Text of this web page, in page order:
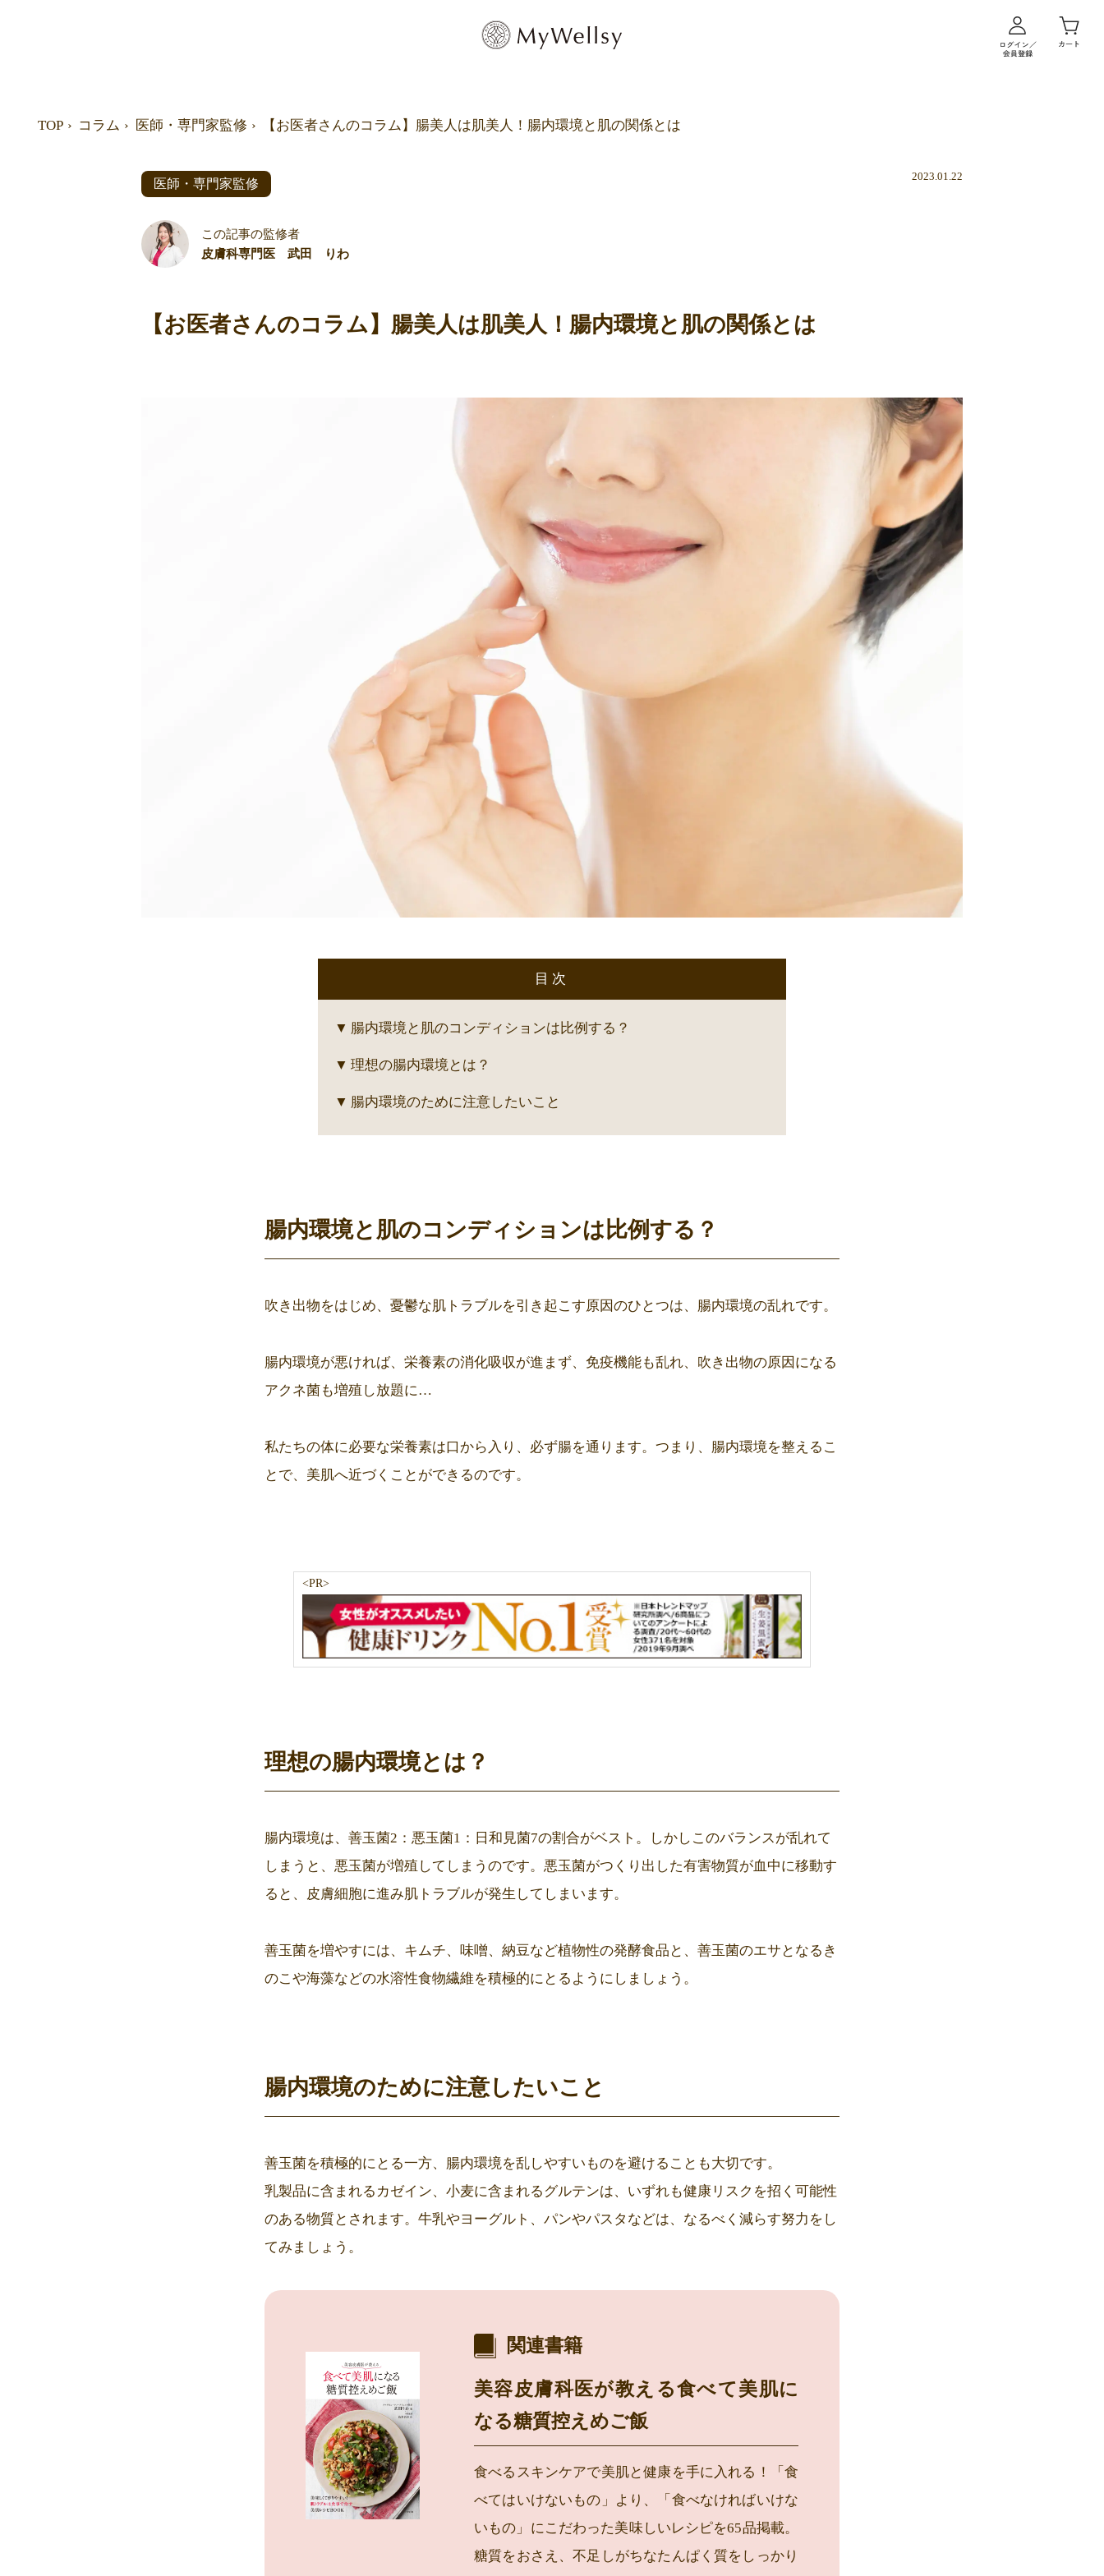
TOP コラム 医師・専門家監修 【お医者さんのコラム】腸美人は肌美人！腸内環境と肌の関係とは
医師・専門家監修
この記事の監修者
皮膚科専門医 武田 りわ
2023.01.22
【お医者さんのコラム】腸美人は肌美人！腸内環境と肌の関係とは
目次
腸内環境と肌のコンディションは比例する？
理想の腸内環境とは？
腸内環境のために注意したいこと
腸内環境と肌のコンディションは比例する？
吹き出物をはじめ、憂鬱な肌トラブルを引き起こす原因のひとつは、腸内環境の乱れです。
腸内環境が悪ければ、栄養素の消化吸収が進まず、免疫機能も乱れ、吹き出物の原因になる
アクネ菌も増殖し放題に…
私たちの体に必要な栄養素は口から入り、必ず腸を通ります。つまり、腸内環境を整えるこ
とで、美肌へ近づくことができるのです。
<PR>
理想の腸内環境とは？
腸内環境は、善玉菌2：悪玉菌1：日和見菌7の割合がベスト。しかしこのバランスが乱れて
しまうと、悪玉菌が増殖してしまうのです。悪玉菌がつくり出した有害物質が血中に移動す
ると、皮膚細胞に進み肌トラブルが発生してしまいます。
善玉菌を増やすには、キムチ、味噌、納豆など植物性の発酵食品と、善玉菌のエサとなるき
のこや海藻などの水溶性食物繊維を積極的にとるようにしましょう。
腸内環境のために注意したいこと
善玉菌を積極的にとる一方、腸内環境を乱しやすいものを避けることも大切です。
乳製品に含まれるカゼイン、小麦に含まれるグルテンは、いずれも健康リスクを招く可能性
のある物質とされます。牛乳やヨーグルト、パンやパスタなどは、なるべく減らす努力をし
てみましょう。
関連書籍
美容皮膚科医が教える食べて美肌に
なる糖質控えめご飯
食べるスキンケアで美肌と健康を手に入れる！「食
べてはいけないもの」より、「食べなければいけな
いもの」にこだわった美味しいレシピを65品掲載。
糖質をおさえ、不足しがちなたんぱく質をしっかり